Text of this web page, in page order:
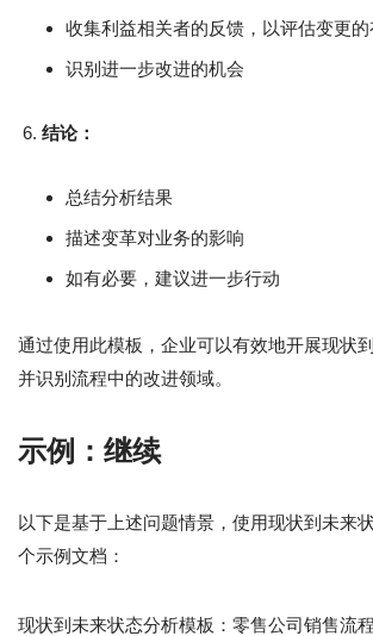
收集利益相关者的反馈，以评估变更的
识别进一步改进的机会
结论：
总结分析结果
描述变革对业务的影响
如有必要，建议进一步行动
通过使用此模板，企业可以有效地开展现状
并识别流程中的改进领域。
示例：继续
以下是基于上述问题情景，使用现状到未来
个示例文档：
现状到未来状态分析模板：零售公司销售流程